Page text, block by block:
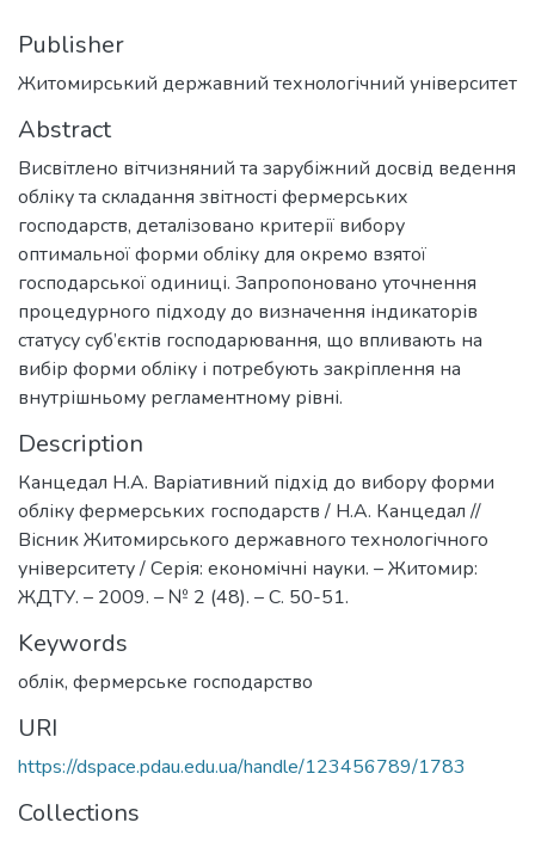
Publisher
Житомирський державний технологічний університет
Abstract
Висвітлено вітчизняний та зарубіжний досвід ведення
обліку та складання звітності фермерських
господарств, деталізовано критерії вибору
оптимальної форми обліку для окремо взятої
господарської одиниці. Запропоновано уточнення
процедурного підходу до визначення індикаторів
статусу суб’єктів господарювання, що впливають на
вибір форми обліку і потребують закріплення на
внутрішньому регламентному рівні.
Description
Канцедал Н.А. Варіативний підхід до вибору форми
обліку фермерських господарств / Н.А. Канцедал //
Вісник Житомирського державного технологічного
університету / Серія: економічні науки. – Житомир:
ЖДТУ. – 2009. – № 2 (48). – С. 50-51.
Keywords
облік, фермерське господарство
URI
https://dspace.pdau.edu.ua/handle/123456789/1783
Collections